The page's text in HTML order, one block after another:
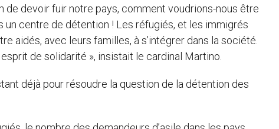
de devoir fuir notre pays, comment voudrions-nous être
centre de détention ! Les réfugiés, et les immigrés
aidés, avec leurs familles, à s’intégrer dans la société.
de solidarité », insistait le cardinal Martino.
déjà pour résoudre la question de la détention des